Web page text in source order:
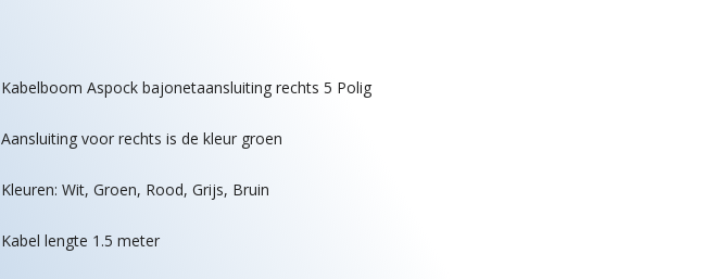
Kabelboom Aspock bajonetaansluiting rechts 5 Polig
Aansluiting voor rechts is de kleur groen
Kleuren: Wit, Groen, Rood, Grijs, Bruin
Kabel lengte 1.5 meter